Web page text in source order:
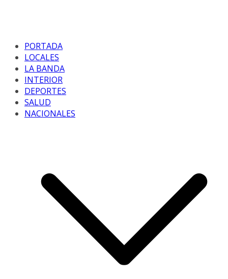
PORTADA
LOCALES
LA BANDA
INTERIOR
DEPORTES
SALUD
NACIONALES